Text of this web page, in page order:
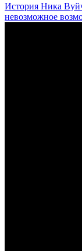
История Ника
невозможное